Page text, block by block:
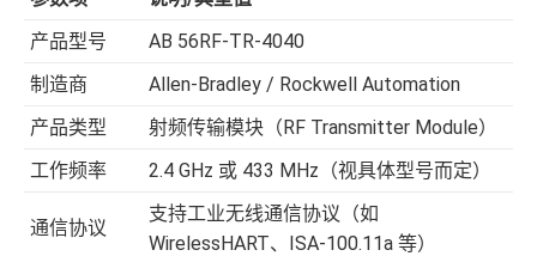
产品型号
AB 56RF-TR-4040
制造商
Allen-Bradley / Rockwell Automation
产品类型
射频传输模块（RF Transmitter Module）
工作频率
2.4 GHz 或 433 MHz（视具体型号而定）
通信协议
支持工业无线通信协议（如
WirelessHART、ISA-100.11a 等）